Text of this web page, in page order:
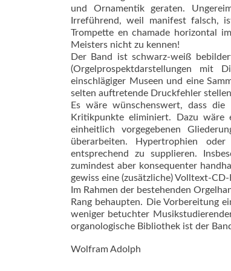
und Ornamentik geraten.
Irreführend, weil manifest falsch,
Trompette en chamade horizontal
Meisters nicht zu kennen!
Der Band ist schwarz-weiß
(Orgelprospektdarstellungen mit
einschlägiger Museen und eine
selten auftretende Druckfehler
Es wäre wünschenswert, dass die
Kritikpunkte eliminiert. Dazu wäre
einheitlich vor­gegebenen
überarbeiten. Hypertrophien
entsprechend zu supplieren.
zumindest aber konsequenter
gewiss eine (zusätzliche) Volltext-
Im Rahmen der bestehenden
Rang behaupten. Die Vorbereitung
weniger betuchter
organologische Bibliothek ist der
Wolfram Adolph